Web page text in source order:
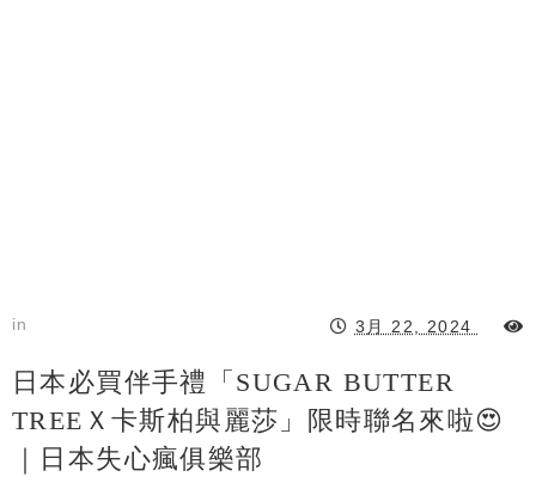
in 3月 22, 2024
日本必買伴手禮「SUGAR BUTTER
TREEＸ卡斯柏與麗莎」限時聯名來啦😍
｜日本失心瘋俱樂部